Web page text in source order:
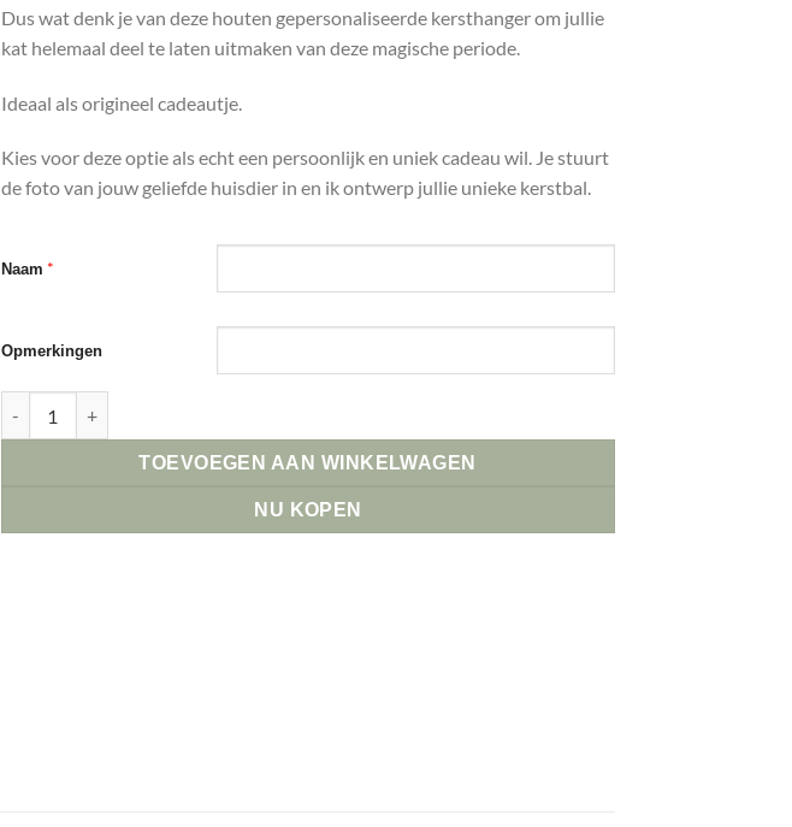
waardering
Dus wat denk je van deze houten gepersonaliseerde kersthanger om jullie
kat helemaal deel te laten uitmaken van deze magische periode.
Ideaal als origineel cadeautje.
Kies voor deze optie als echt een persoonlijk en uniek cadeau wil. Je stuurt
de foto van jouw geliefde huisdier in en ik ontwerp jullie unieke kerstbal.
Naam *
Opmerkingen
TOEVOEGEN AAN WINKELWAGEN
NU KOPEN